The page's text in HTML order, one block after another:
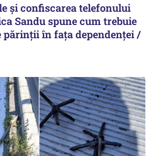
și confiscarea telefonului
Sandu spune cum trebuie
părinții în fața dependenței /